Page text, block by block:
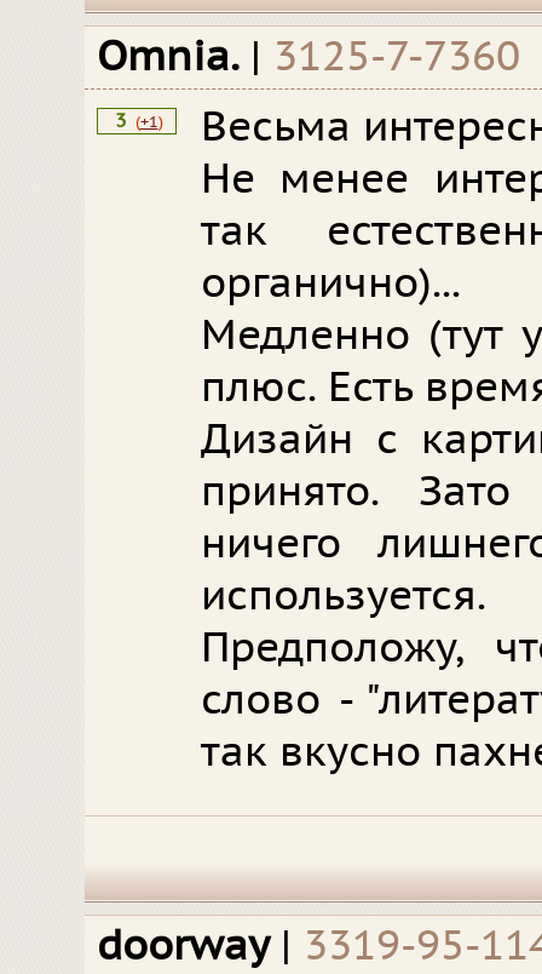
Omnia. | 3125-7-7360
3 (+1)
Весьма
Не менее
так
органично)...
Медленно (тут
плюс. Есть
Дизайн с
принято.
ничего
используется.
Предположу,
слово -
так вкусно
doorway | 3319-95-